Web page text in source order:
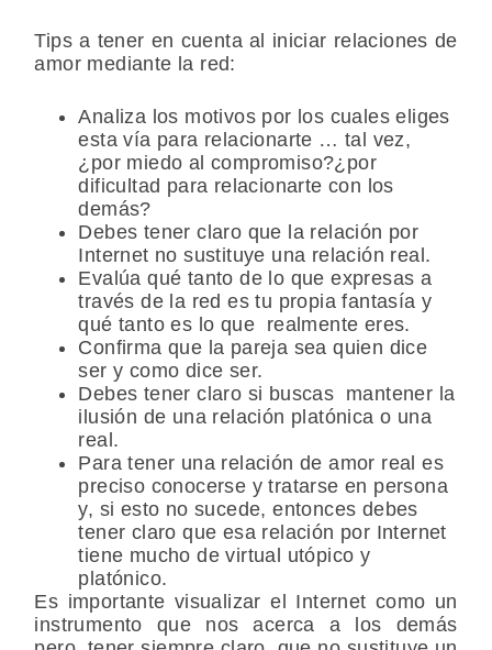
Tipsa tener en cuenta al iniciar relaciones de
amor mediante la red:
Analiza los motivos por los cuales eliges
esta vía para relacionarte … tal vez,
¿por miedo al compromiso?¿por
dificultad para relacionarte con los
demás?
Debes tener claro que la relación por
Internet no sustituye una relación real.
Evalúa qué tanto de lo que expresas a
través de la red es tu propia fantasía y
qué tanto es lo que realmente eres.
Confirma que la pareja sea quien dice
ser y como dice ser.
Debes tener claro si buscas mantener la
ilusión de una relación platónica o una
real.
Para tener una relación de amor real es
preciso conocerse y tratarse en persona
y, si esto no sucede, entonces debes
tener claro que esa relación por Internet
tiene mucho de virtual utópico y
platónico.
Es importante visualizar el Internet como un
instrumento que nos acerca a los demás